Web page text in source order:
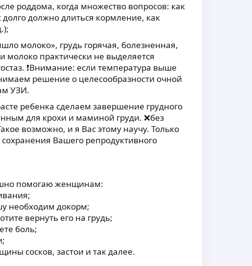
роддома, когда множество вопросов: как
долго должно длиться кормление, как
молоко», грудь горячая, болезненная,
практически не выделяется
❗️Внимание: если температура выше
решение о целесообразности очной
УЗИ.
ребенка сделаем завершение грудного
для крохи и маминой груди. ❌без
возможно, и я Вас этому научу. Только
Вашего репродуктивного
помогаю женщинам:
необходим докорм;
вернуть его на грудь;
боль;
сосков, застои и так далее.